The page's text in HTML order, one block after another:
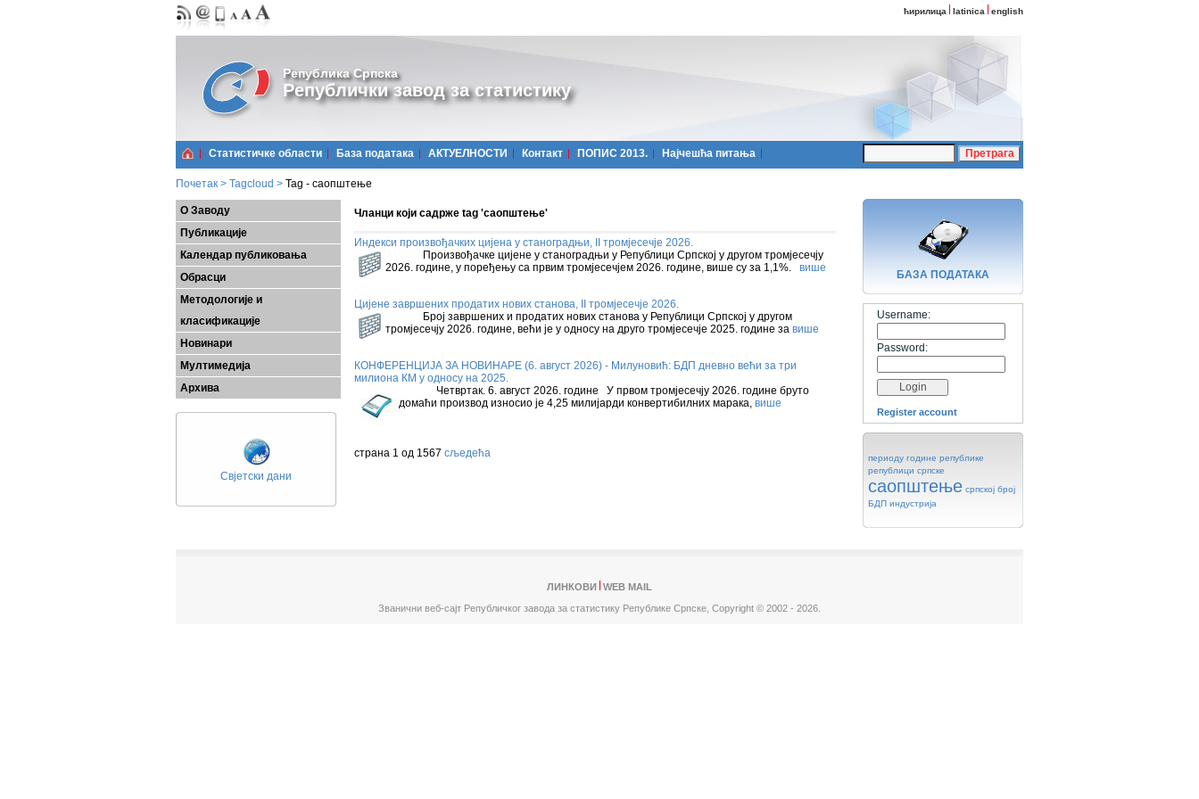
ћирилица latinica english
Република Српска
Републички завод за статистику
Статистичке области Базa података АКТУЕЛНОСТИ Контакт ПОПИС 2013. Најчешћa питања
Почетак > Tagcloud > Tag - саопштење
О Заводу
Публикације
Календар публиковања
Обрасци
Методологије и
класификације
Новинари
Мултимедија
Архива
Свјетски дани
Чланци који садрже tag 'саопштење'
Индекси произвођачких цијена у станоградњи, II тромјесечје 2026.
Произвођачке цијене у станоградњи у Републици Српској у другом тромјесечју
2026. године, у поређењу са првим тромјесечјем 2026. године, више су за 1,1%. више
Цијене завршених продатих нових станова, II тромјесечје 2026.
Број завршених и продатих нових станова у Републици Српској у другом
тромјесечју 2026. године, већи је у односу на друго тромјесечје 2025. године за више
КОНФЕРЕНЦИЈА ЗА НОВИНАРЕ (6. август 2026) - Милуновић: БДП дневно већи за три
милиона КМ у односу на 2025.
Четвртак. 6. август 2026. године У првом тромјесечју 2026. године бруто
домаћи производ износио је 4,25 милијарди конвертибилних марака, више
страна 1 од 1567 сљедећа
БАЗA ПОДАТАКА
Username:
Password:
Register account
периоду године републике
републици српске
саопштење српској број
БДП индустрија
ЛИНКОВИ
WEB MAIL
Званични веб-сајт Републичког завода за статистику Републике Српске, Copyright © 2002 - 2026.